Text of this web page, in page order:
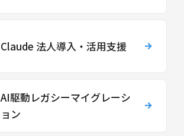
Claude 法人導入・活用支援
AI駆動レガシーマイグレーシ
ョン